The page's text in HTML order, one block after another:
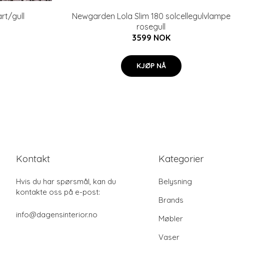
gull
Newgarden Lola Slim 180 solcellegulvlampe
rosegull
3599 NOK
KJØP NÅ
Kontakt
Hvis du har spørsmål, kan du
kontakte oss på e-post:
info@dagensinterior.no
Kategorier
Belysning
Brands
Møbler
Vaser